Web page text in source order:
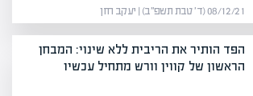
08/12/21 (ד׳ טבת תשפ״ב) | יעקב חזן
הפד הותיר את הריבית ללא שינוי: המבחן
הראשון של קווין וורש מתחיל עכשיו